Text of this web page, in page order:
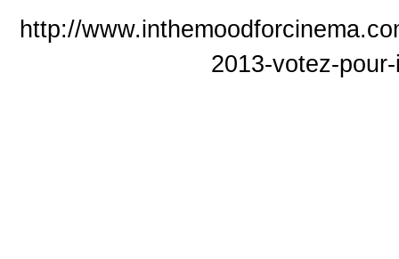
http://
2013-votez-